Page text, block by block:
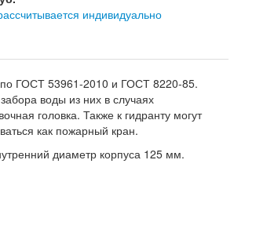
индивидуально
по ГОСТ 53961-2010 и ГОСТ 8220-85.
воды из них в случаях
головка. Также к гидранту могут
как пожарный кран.
диаметр корпуса 125 мм.